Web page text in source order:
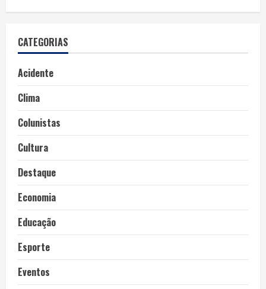
CATEGORIAS
Acidente
Clima
Colunistas
Cultura
Destaque
Economia
Educação
Esporte
Eventos